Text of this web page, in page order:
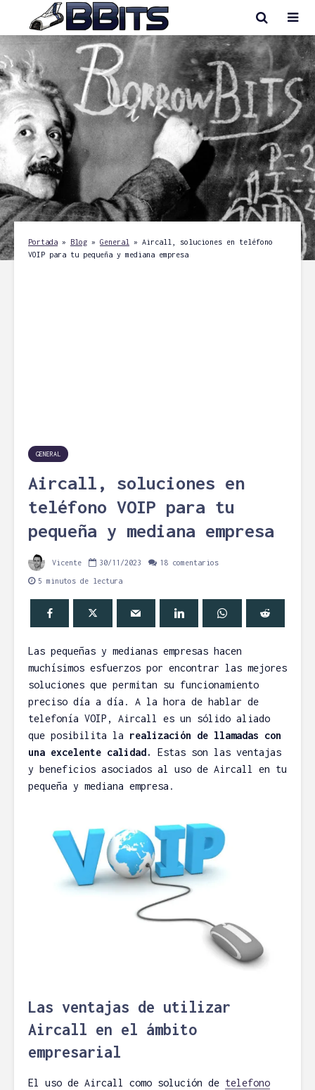
Portada » Blog » General » Aircall, soluciones en teléfono
VOIP para tu pequeña y mediana empresa
GENERAL
Aircall, soluciones en
teléfono VOIP para tu
pequeña y mediana empresa
Vicente 30/11/2023 18 comentarios
5 minutos de lectura
Las pequeñas y medianas empresas hacen
muchísimos esfuerzos por encontrar las mejores
soluciones que permitan su funcionamiento
preciso día a día. A la hora de hablar de
telefonía VOIP, Aircall es un sólido aliado
que posibilita la realización de llamadas con
una excelente calidad.
Estas son las ventajas
y beneficios asociados al uso de Aircall en tu
pequeña y mediana empresa.
Las ventajas de utilizar
Aircall en el ámbito
empresarial
El uso de Aircall como solución de telefono